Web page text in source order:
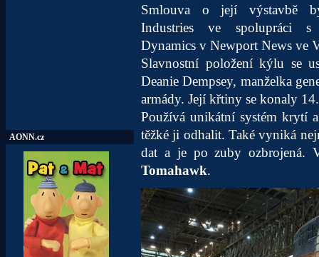
AONN.cz
Smlouva o její výstavbě
Industries ve spolupráci
Dynamics v Newport News ve
Slavnostní položení kýlu se
Deanie Dempsey, manželka
armády. Její křtiny se konaly
Používá unikátní systém krytí
těžké ji odhalit. Také vyniká
dat a je po zuby ozbrojená.
Tomahawk.